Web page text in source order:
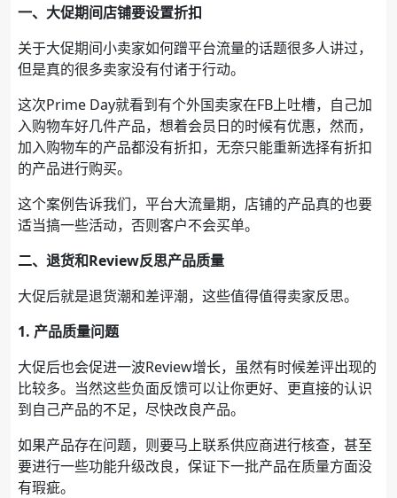
一、大促期间店铺要设置折扣
关于大促期间小卖家如何蹭平台流量的话题很多人讲过，
但是真的很多卖家没有付诸于行动。
这次Prime Day就看到有个外国卖家在FB上吐槽，自己加
入购物车好几件产品，想着会员日的时候有优惠，然而，
加入购物车的产品都没有折扣，无奈只能重新选择有折扣
的产品进行购买。
这个案例告诉我们，平台大流量期，店铺的产品真的也要
适当搞一些活动，否则客户不会买单。
二、退货和Review反思产品质量
大促后就是退货潮和差评潮，这些值得值得卖家反思。
1. 产品质量问题
大促后也会促进一波Review增长，虽然有时候差评出现的
比较多。当然这些负面反馈可以让你更好、更直接的认识
到自己产品的不足，尽快改良产品。
如果产品存在问题，则要马上联系供应商进行核查，甚至
要进行一些功能升级改良，保证下一批产品在质量方面没
有瑕疵。